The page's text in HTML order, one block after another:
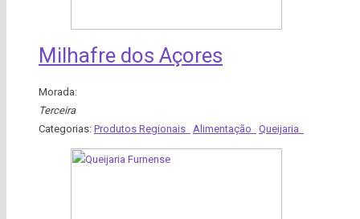
Milhafre dos Açores
Morada:
Terceira
Categorias: Produtos Regionais Alimentação Queijaria